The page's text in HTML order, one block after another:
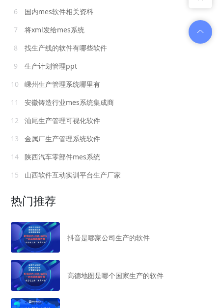
6
国内mes软件相关资料
7
将xml发给mes系统
8
找生产线的软件有哪些软件
9
生产计划管理ppt
10
嵊州生产管理系统哪里有
11
安徽铸造行业mes系统集成商
12
汕尾生产管理可视化软件
13
金属厂生产管理系统软件
14
陕西汽车零部件mes系统
15
山西软件互动实训平台生产厂家
热门推荐
抖音是哪家公司生产的软件
高德地图是哪个国家生产的软件